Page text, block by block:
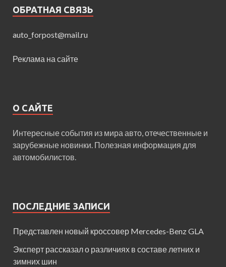
ОБРАТНАЯ СВЯЗЬ
auto_forpost@mail.ru
Реклама на сайте
О САЙТЕ
Интересные события из мира авто, отечественные и
зарубежные новинки. Полезная информация для
автомобилистов.
ПОСЛЕДНИЕ ЗАПИСИ
Представлен новый кроссовер Mercedes-Benz GLA
Эксперт рассказал о различиях в составе летних и
зимних шин